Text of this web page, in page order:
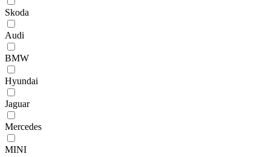
Skoda
Audi
BMW
Hyundai
Jaguar
Mercedes
MINI